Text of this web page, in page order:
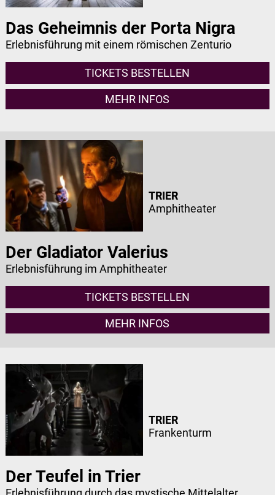
Das Geheimnis der Porta Nigra
Erlebnisführung mit einem römischen Zenturio
TICKETS BESTELLEN
MEHR INFOS
Der Gladiator Valerius
Erlebnisführung im Amphitheater
TICKETS BESTELLEN
MEHR INFOS
TRIER
Amphitheater
Der Teufel in Trier
TRIER
Frankenturm